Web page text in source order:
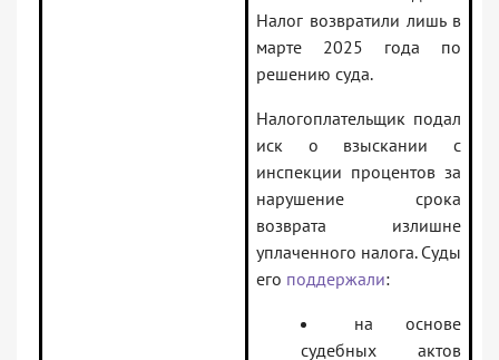
Налог возвратили лишь в
марте 2025 года по
решению суда.
Налогоплательщик подал
иск о взыскании с
инспекции процентов за
нарушение срока
возврата излишне
уплаченного налога. Суды
его поддержали:
на основе
судебных актов